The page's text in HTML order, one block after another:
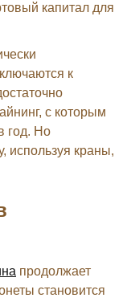
капитал для
к
с которым
год. Но
используя краны,
продолжает
становится